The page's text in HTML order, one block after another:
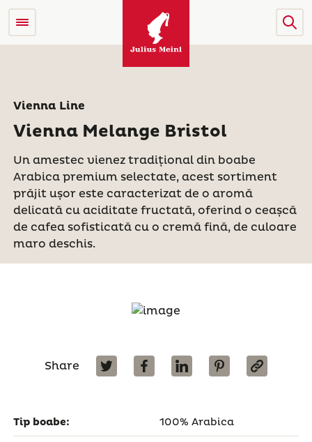
Vienna Line
Vienna Melange Bristol
Un amestec vienez tradițional din boabe
Arabica premium selectate, acest sortiment
prăjit ușor este caracterizat de o aromă
delicată cu aciditate fructată, oferind o ceașcă
de cafea sofisticată cu o cremă fină, de culoare
maro deschis.
Share
Tip boabe: 100% Arabica